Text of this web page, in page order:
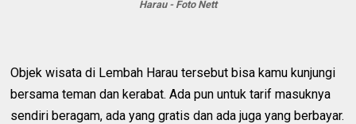
Harau - Foto Nett
Objek wisata di Lembah Harau tersebut bisa kamu kunjungi
bersama teman dan kerabat. Ada pun untuk tarif masuknya
sendiri beragam, ada yang gratis dan ada juga yang berbayar.